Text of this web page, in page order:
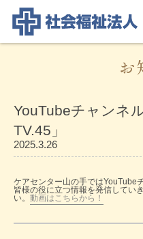
お
YouTubeチャンネ
TV.45」
2025.3.26
ケアセンター山の手ではYouTube
皆様の役に立つ情報を発信してい
い。 動画はこちらから！